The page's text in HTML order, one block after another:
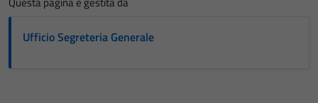
Ufficio Segreteria Generale